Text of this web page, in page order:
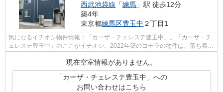
西武池袋線 「練馬 」駅 徒歩12分
築4年
東京都練馬区豊玉中 ２丁目1
気になるイチオシ物件情報：「カーザ・チェレステ豊玉中」。「カーザ・チ
ェレステ豊玉中」のここがイチオシ。2022年築のコチラの物件は、落ち着き
現在空室情報がありません。
「カーザ・チェレステ豊玉中」への
お問い合わせはこちら